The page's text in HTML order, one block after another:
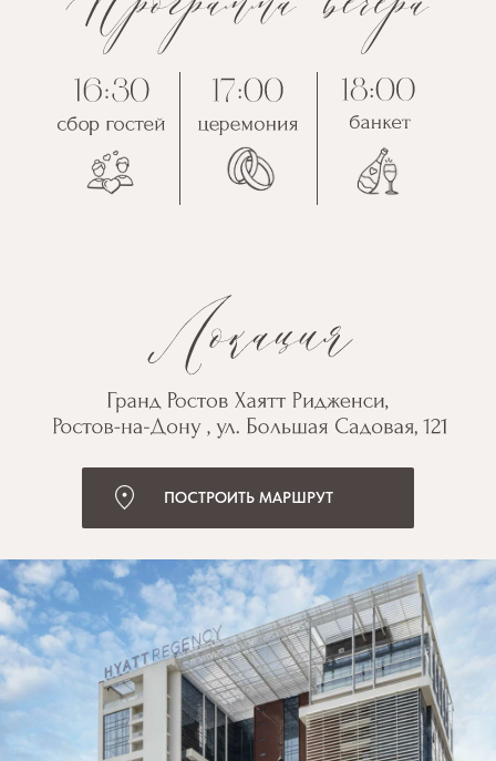
ПОСТРОИТЬ МАРШРУТ